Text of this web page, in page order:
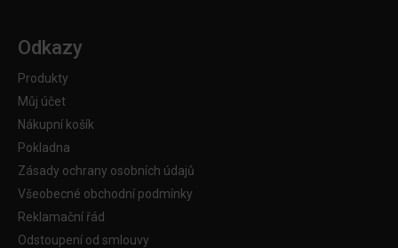
Odkazy
Produkty
Můj účet
Nákupní košík
Pokladna
Zásady ochrany osobních údajů
Všeobecné obchodní podmínky
Reklamační řád
Odstoupení od smlouvy